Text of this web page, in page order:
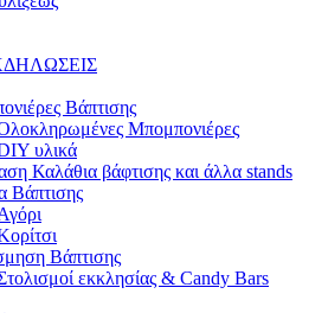
Βάπτισης
Μπομπονιέρες
υλικά
Καλάθια βάφτισης και άλλα stands
Βάπτισης
Βάπτισης
εκκλησίας & Candy Bars